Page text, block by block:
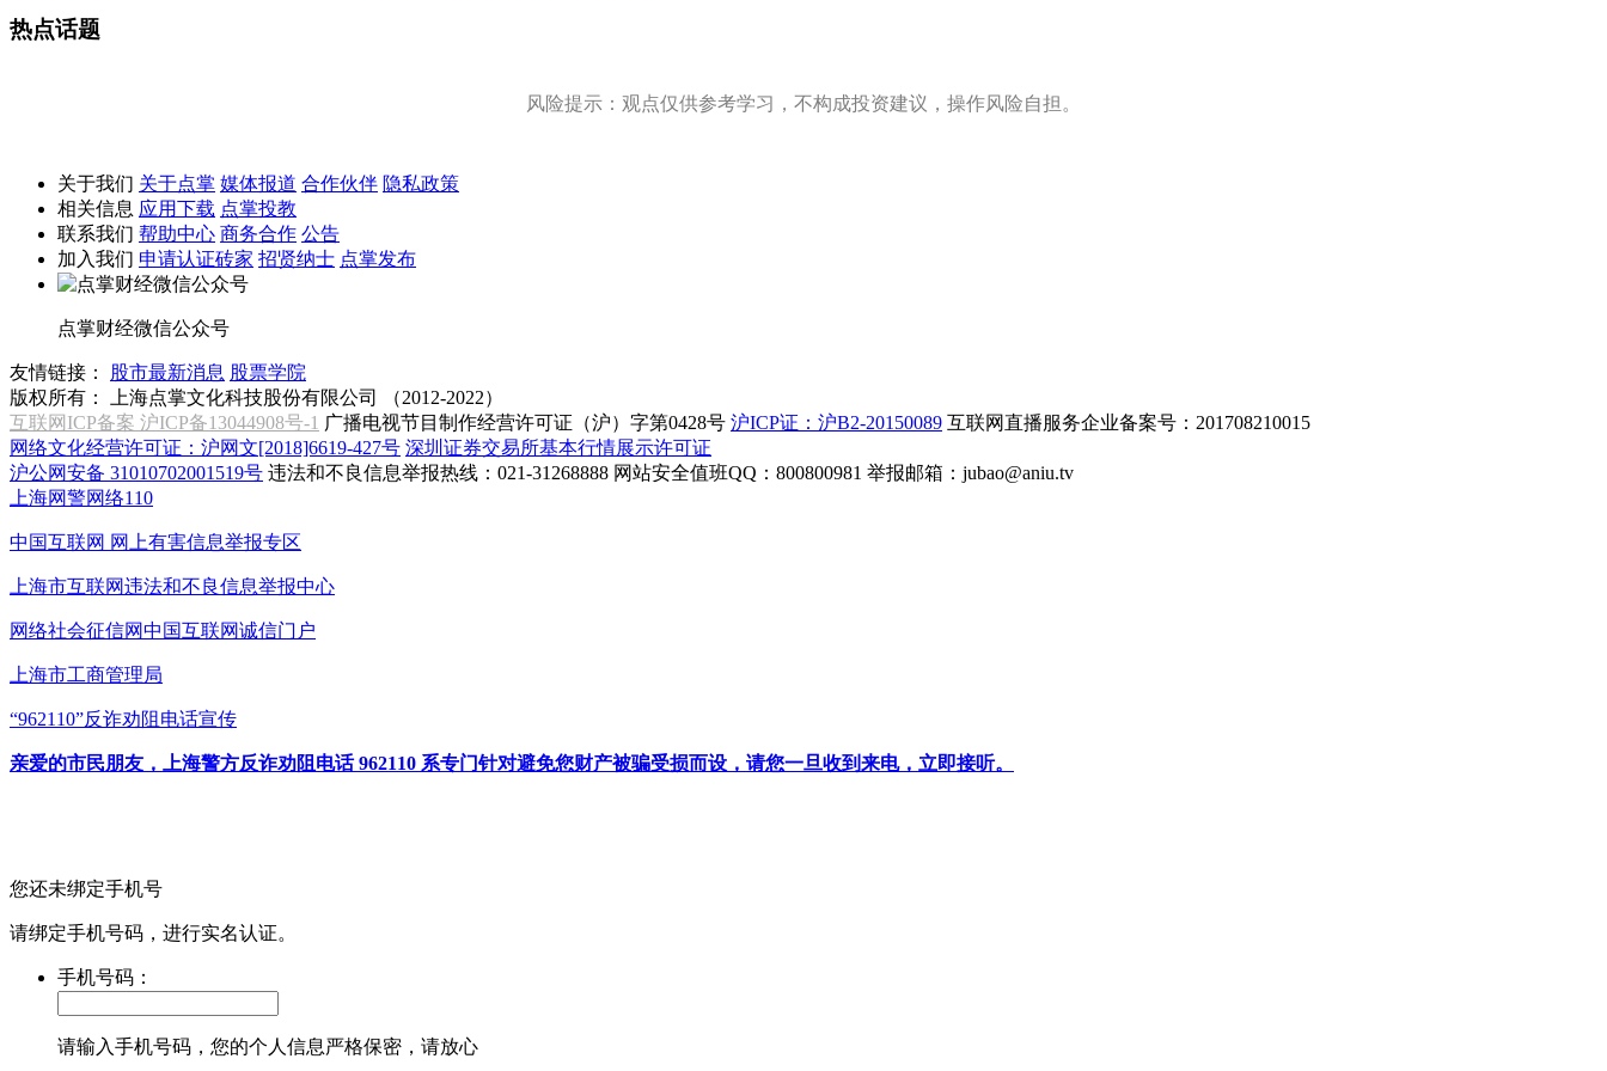
热点话题
风险提示：观点仅供参考学习，不构成投资建议，操作风险自担。
关于我们 关于点掌 媒体报道 合作伙伴 隐私政策
相关信息 应用下载 点掌投教
联系我们 帮助中心 商务合作 公告
加入我们 申请认证砖家 招贤纳士 点掌发布
点掌财经微信公众号
友情链接： 股市最新消息 股票学院
版权所有：
上海点掌文化科技股份有限公司 （2012-2022）
互联网ICP备案 沪ICP备13044908号-1 广播电视节目制作经营许可证（沪）字第0428号 沪ICP证：沪B2-20150089 互联网直播服务企业备案号：201708210015
网络文化经营许可证：沪网文[2018]6619-427号 深圳证券交易所基本行情展示许可证
沪公网安备 31010702001519号 违法和不良信息举报热线：021-31268888 网站安全值班QQ：800800981 举报邮箱： jubao@aniu.tv
上海网警网络110
中国互联网 网上有害信息举报专区
上海市互联网违法和不良信息举报中心
网络社会征信网中国互联网诚信门户
上海市工商管理局
“962110”反诈劝阻电话宣传
亲爱的市民朋友，上海警方反诈劝阻电话 962110 系专门针对避免您财产被骗受损而设，请您一旦收到来电，立即接听。
您还未绑定手机号
请绑定手机号码，进行实名认证。
手机号码：
请输入手机号码，您的个人信息严格保密，请放心